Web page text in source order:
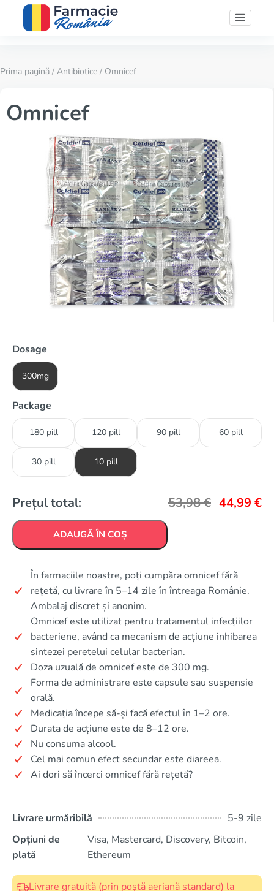
Prima pagină / Antibiotice / Omnicef
Omnicef
Dosage
300mg
Package
180 pill 120 pill 90 pill 60 pill
30 pill 10 pill
Prețul total: 53,98€ 44,99 €
ADAUGĂ ÎN COȘ
În farmaciile noastre, poți cumpăra omnicef fără
rețetă, cu livrare în 5–14 zile în întreaga Românie.
Ambalaj discret și anonim.
Omnicef este utilizat pentru tratamentul infecțiilor
bacteriene, având ca mecanism de acțiune inhibarea
sintezei peretelui celular bacterian.
Doza uzuală de omnicef este de 300 mg.
Forma de administrare este capsule sau suspensie
orală.
Medicația începe să-și facă efectul în 1–2 ore.
Durata de acțiune este de 8–12 ore.
Nu consuma alcool.
Cel mai comun efect secundar este diareea.
Ai dori să încerci omnicef fără rețetă?
Livrare urmăribilă
5-9 zile
Opțiuni de
plată
Visa, Mastercard, Discovery, Bitcoin,
Ethereum
Livrare gratuită (prin poștă aeriană standard) la